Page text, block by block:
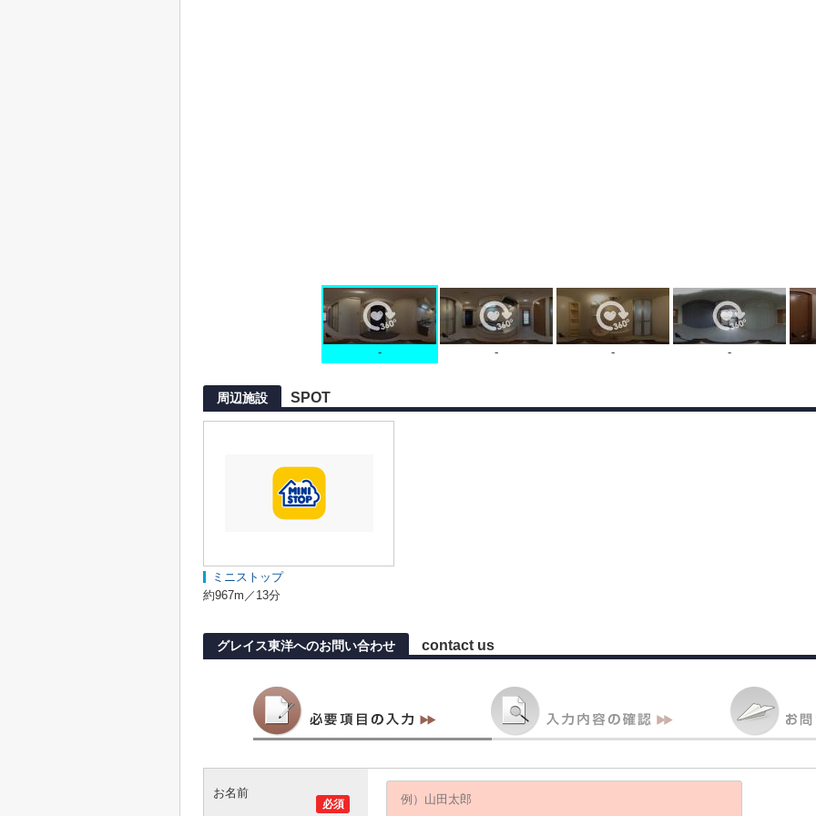
- - - -
周辺施設 SPOT
ミニストップ
約967m／13分
グレイス東洋へのお問い合わせ contact us
必須
お名前